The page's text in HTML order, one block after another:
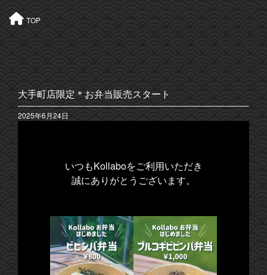
TOP
大手町店限定＊お弁当販売スタート
2025年6月24日
いつもKollaboをご利用いただき
誠にありがとうございます。